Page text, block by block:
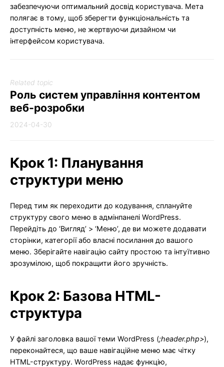
забезпечуючи оптимальний досвід користувача. Мета
полягає в тому, щоб зберегти функціональність та
доступність меню, не жертвуючи дизайном чи
інтерфейсом користувача.
Related topic
Роль систем управління контентом
веб-розробки
2024-04-30
Крок 1: Планування
структури меню
Перед тим як переходити до кодування, сплануйте
структуру свого меню в адмінпанелі WordPress.
Перейдіть до ‘Вигляд’ > ‘Меню’, де ви можете додавати
сторінки, категорії або власні посилання до вашого
меню. Зберігайте навігацію сайту простою та інтуїтивно
зрозумілою, щоб покращити його зручність.
Крок 2: Базова HTML-
структура
У файлі заголовка вашої теми WordPress (;header.php>),
переконайтеся, що ваше навігаційне меню має чітку
HTML-структуру. WordPress надає функцію,